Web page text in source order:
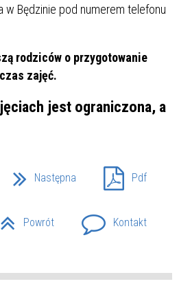
w Będzinie pod numerem telefonu
rodziców o przygotowanie
zajęć.
jest ograniczona, a
Następna Pdf
Powrót Kontakt